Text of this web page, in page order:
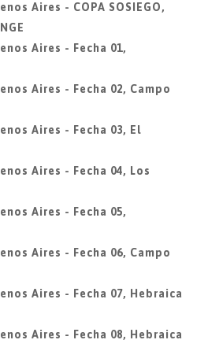
Aires - COPA SOSIEGO,
Aires - Fecha 01,
Aires - Fecha 02, Campo
Aires - Fecha 03, El
Aires - Fecha 04, Los
Aires - Fecha 05,
Aires - Fecha 06, Campo
Aires - Fecha 07, Hebraica
Aires - Fecha 08, Hebraica